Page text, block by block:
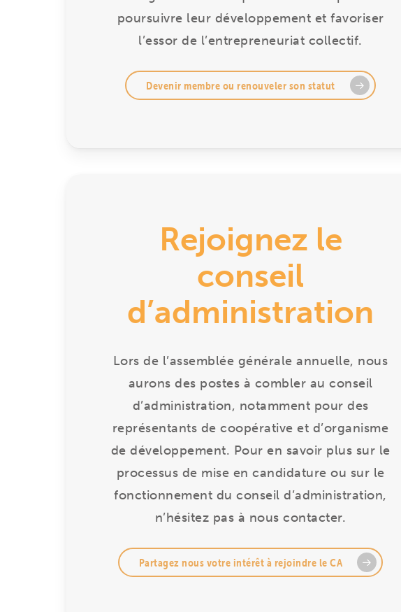
poursuivre leur développement et favoriser
l’essor de l’entrepreneuriat collectif.
Devenir membre ou renouveler son statut
Rejoignez le
conseil
d’administration
Lors de l’assemblée générale annuelle, nous
aurons des postes à combler au conseil
d’administration, notamment pour des
représentants de coopérative et d’organisme
de développement. Pour en savoir plus sur le
processus de mise en candidature ou sur le
fonctionnement du conseil d’administration,
n’hésitez pas à nous contacter.
Partagez nous votre intérêt à rejoindre le CA